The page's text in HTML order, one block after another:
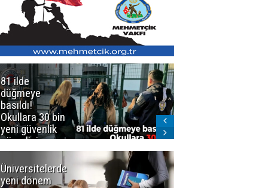
81 ilde
düğmeye
basıldı!
Okullara 30 bin
yeni güvenlik
görevlisi
Üniversitelerde
yeni dönem